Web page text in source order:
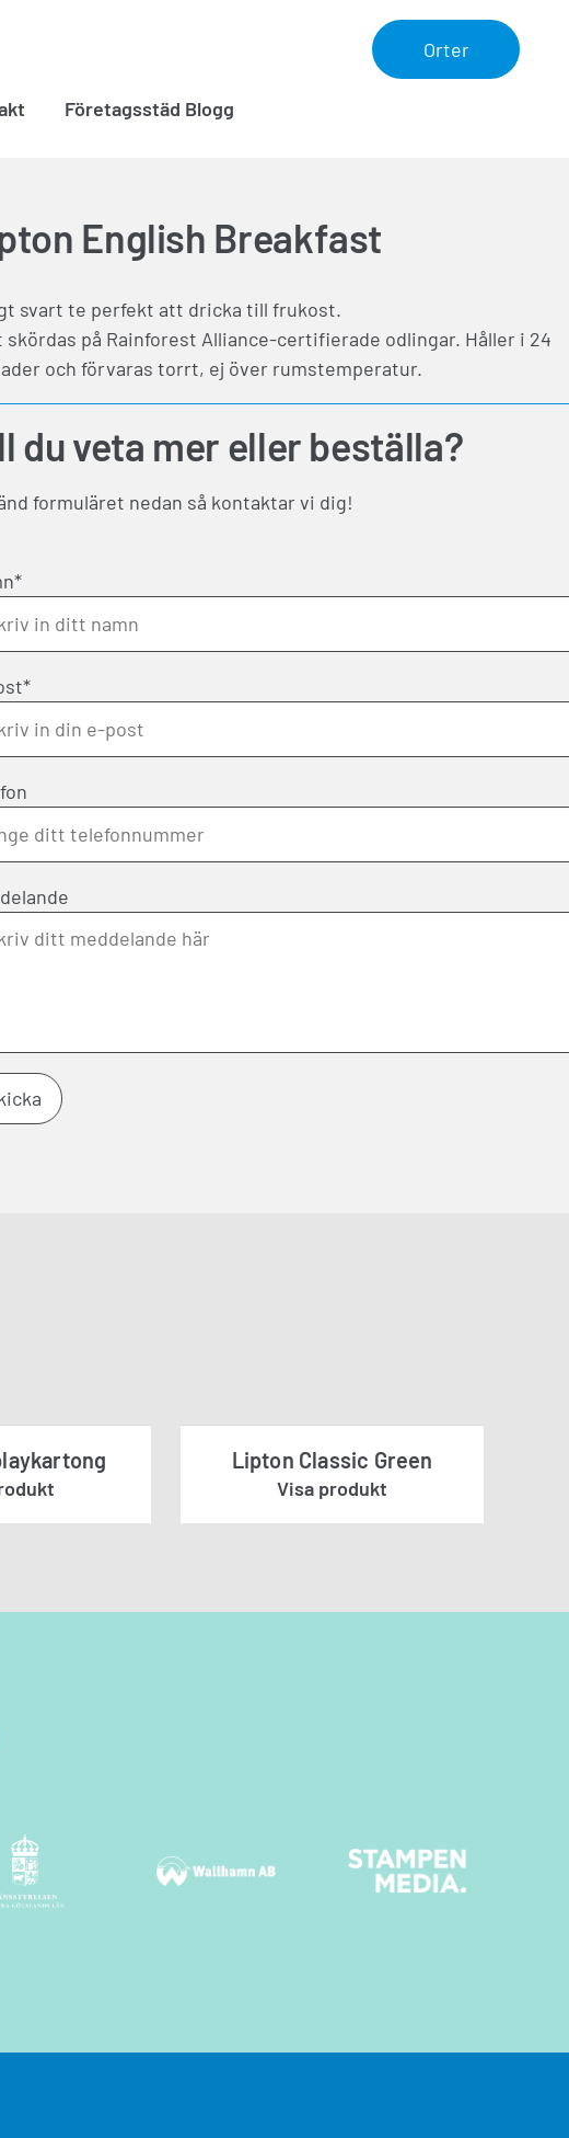
Orter
Företagsstäd Blogg
English Breakfast
svart te perfekt att dricka till frukost.
skördas på Rainforest Alliance-certifierade odlingar. Håller i 24
och förvaras torrt, ej över rumstemperatur.
du veta mer eller beställa?
formuläret nedan så kontaktar vi dig!
Lipton Classic Green
Visa produkt